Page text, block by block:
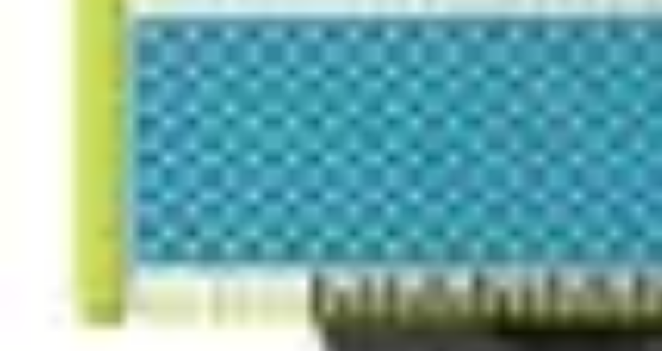
Conseils de préparation Choix du vitrageChoix du VitragePréparation et conseils
Remplacement Vitre